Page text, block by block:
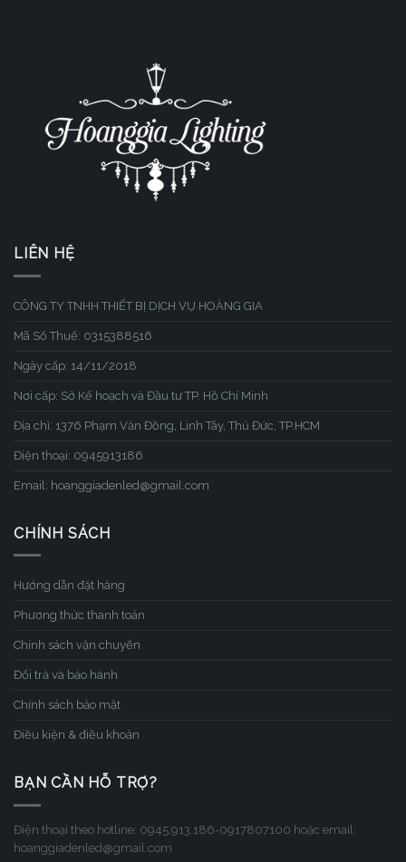
LIÊN HỆ
CÔNG TY TNHH THIẾT BỊ DỊCH VỤ HOÀNG GIA
Mã Số Thuế: 0315388516
Ngày cấp: 14/11/2018
Nơi cấp: Sở Kế hoạch và Đầu tư TP. Hồ Chí Minh
Địa chỉ: 1376 Phạm Văn Đồng, Linh Tây, Thủ Đức, TP.HCM
Điện thoại: 0945913186
Email: hoanggiadenled@gmail.com
CHÍNH SÁCH
Hướng dẫn đặt hàng
Phương thức thanh toán
Chính sách vận chuyển
Đổi trả và bảo hành
Chính sách bảo mật
Điều kiện & điều khoản
BẠN CẦN HỖ TRỢ?
Điện thoại theo hotline: 0945.913.186-0917807100 hoặc email:
hoanggiadenled@gmail.com